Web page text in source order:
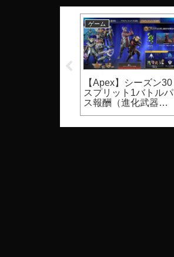
ゲーム
【Apex】シーズン30
スプリット1バトルパ
ス報酬（進化武器ス